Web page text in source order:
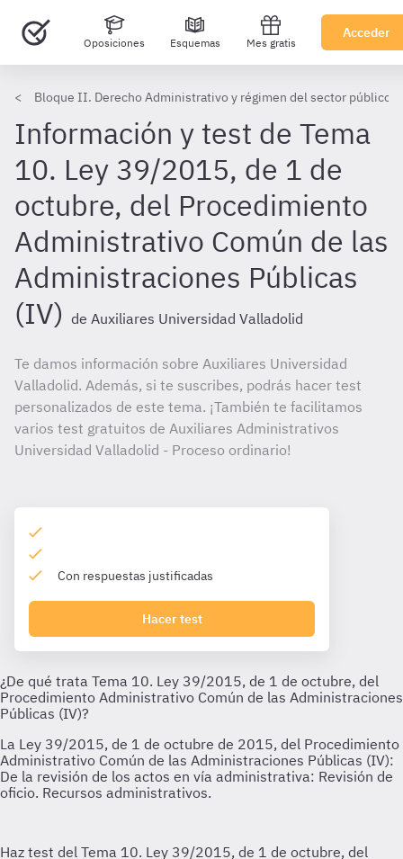
Oposiciones Esquemas Mes gratis
Acceder
Bloque II. Derecho Administrativo y régimen del sector público
Información y test de Tema
10. Ley 39/2015, de 1 de
octubre, del Procedimiento
Administrativo Común de las
Administraciones Públicas
(IV) de Auxiliares Universidad Valladolid
Te damos información sobre Auxiliares Universidad
Valladolid. Además, si te suscribes, podrás hacer test
personalizados de este tema. ¡También te facilitamos
varios test gratuitos de Auxiliares Administrativos
Universidad Valladolid - Proceso ordinario!
Con respuestas justificadas
Hacer test